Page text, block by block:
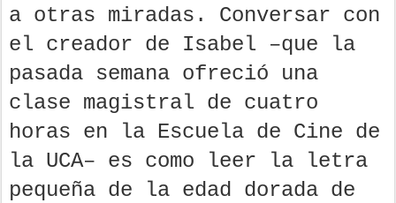
a otras miradas. Conversar con
el creador de Isabel –que la
pasada semana ofreció una
clase magistral de cuatro
horas en la Escuela de Cine de
la UCA– es como leer la letra
pequeña de la edad dorada de